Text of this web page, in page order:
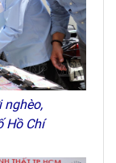
nghèo,
Hồ Chí